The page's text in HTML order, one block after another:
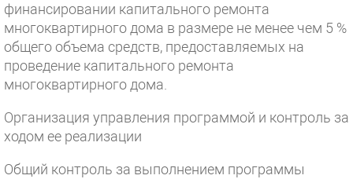
финансировании капитального ремонта
многоквартирного дома в размере не менее чем 5 %
общего объема средств, предоставляемых на
проведение капитального ремонта
многоквартирного дома.
Организация управления программой и контроль за
ходом ее реализации
Общий контроль за выполнением программы